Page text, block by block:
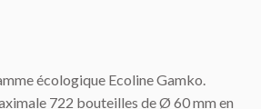
écologique Ecoline Gamko.
722 bouteilles de Ø 60 mm en